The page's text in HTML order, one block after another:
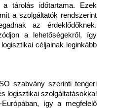
tárolás időtartama. Ezek
a szolgáltatók rendszerint
az érdeklődőknek.
a lehetőségekről, így
céljainak leginkább
szabvány szerinti tengeri
logisztikai szolgáltatásokkal
így a megfelelő